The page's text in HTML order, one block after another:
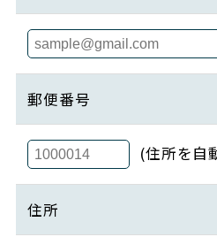
郵便番号
(住所を自
住所